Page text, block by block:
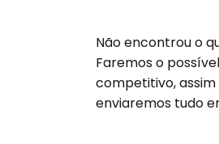
Não encontrou o
Faremos o
competitivo,
enviaremos tudo